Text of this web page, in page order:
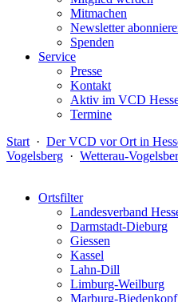
Mitmachen
Newsletter
Spenden
Service
Presse
Kontakt
Aktiv im VCD
Termine
Start · Der VCD vor Ort in
Vogelsberg · Wetterau-
Ortsfilter
Landesverband
Darmstadt-Dieburg
Giessen
Kassel
Lahn-Dill
Limburg-Weilburg
Marburg-Biedenkopf